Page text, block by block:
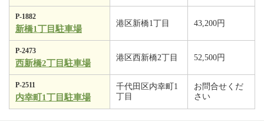
P-1882
新橋1丁目駐車場
港区新橋1丁目 43,200円
P-2473
西新橋2丁目駐車場
港区西新橋2丁目 52,500円
P-2511
内幸町1丁目駐車場
千代田区内幸町1
丁目
お問合せくだ
さい